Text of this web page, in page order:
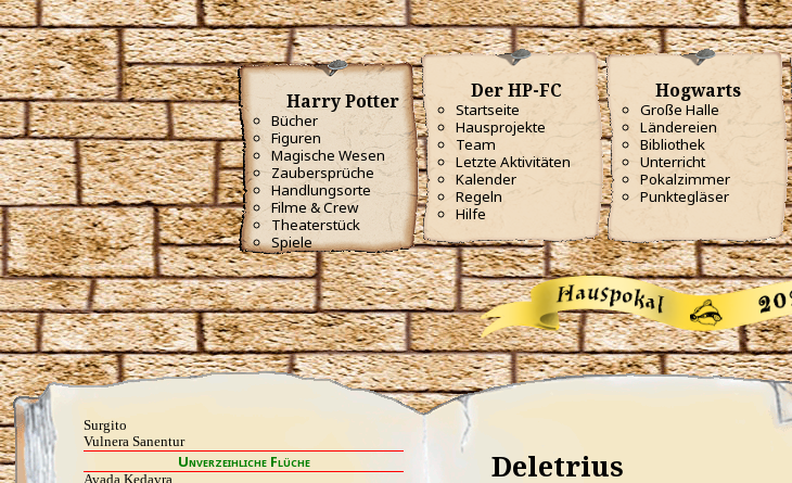
Harry Potter
Bücher
Figuren
Magische Wesen
Zaubersprüche
Handlungsorte
Filme & Crew
Theaterstück
Spiele
Der HP-FC
Startseite
Hausprojekte
Team
Letzte Aktivitäten
Kalender
Regeln
Hilfe
Hogwarts
Große Halle
Ländereien
Bibliothek
Unterricht
Pokalzimmer
Punktegläser
Piertotum Locomotor
Prior Incantato
Priori Incantatem
Reductio
Reducto
Rictusempra
Schluck Schnecken
Sectumsempra
Serpensortia
Silencio
Stupor
Tarantallegra
Transmutations-Tortur
Ventus
Verdimillious
Wabbelbein-Fluch
Zunge-Fessel-Fluch
Heilzauber
Anapneo
Brackium Emendo
Eingeweide-Ausweide-Fluch
Enervate
Episkey
Surgito
Vulnera Sanentur
Unverzeihliche Flüche
Avada Kedavra
Deletrius